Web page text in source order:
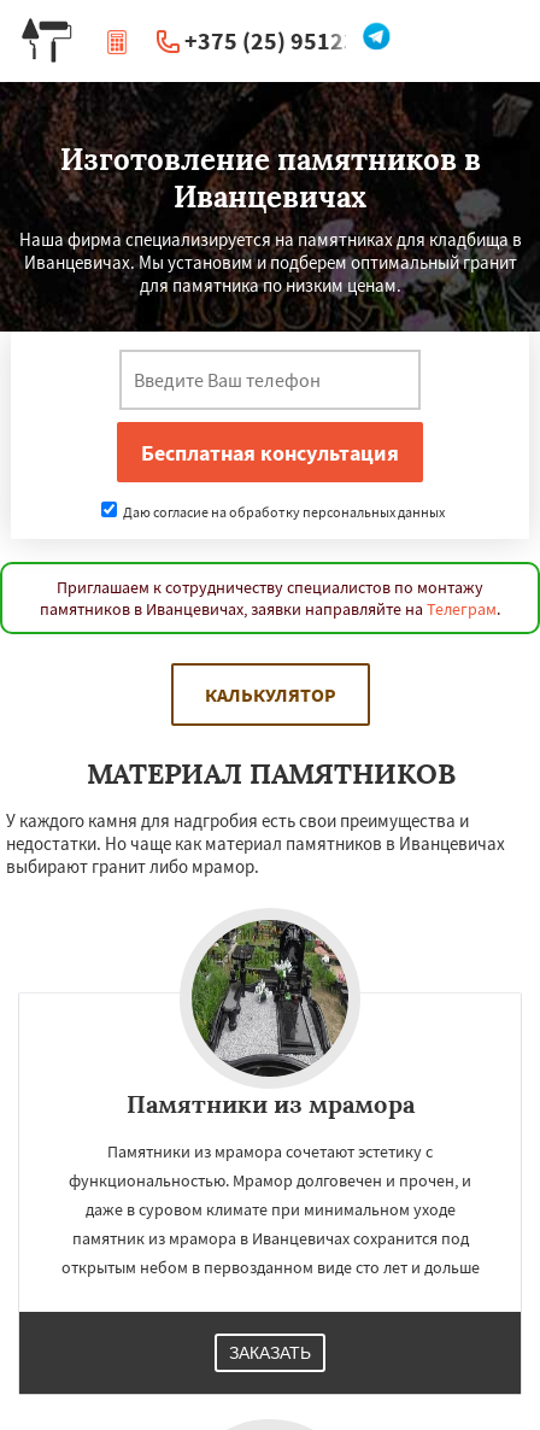
+375 (25) 951234
| Перезвоните мне
Изготовление памятников в
Иванцевичах
Наша фирма специализируется на памятниках для кладбища в
Иванцевичах. Мы установим и подберем оптимальный гранит
для памятника по низким ценам.
Даю согласие на обработку персональных данных
Приглашаем к сотрудничеству специалистов по монтажу
памятников в Иванцевичах, заявки направляйте на Телеграм.
КАЛЬКУЛЯТОР
МАТЕРИАЛ ПАМЯТНИКОВ
У каждого камня для надгробия есть свои преимущества и
недостатки. Но чаще как материал памятников в Иванцевичах
выбирают гранит либо мрамор.
Памятники из мрамора
Памятники из мрамора сочетают эстетику с
функциональностью. Мрамор долговечен и прочен, и
даже в суровом климате при минимальном уходе
памятник из мрамора в Иванцевичах сохранится под
открытым небом в первозданном виде сто лет и дольше
ЗАКАЗАТЬ